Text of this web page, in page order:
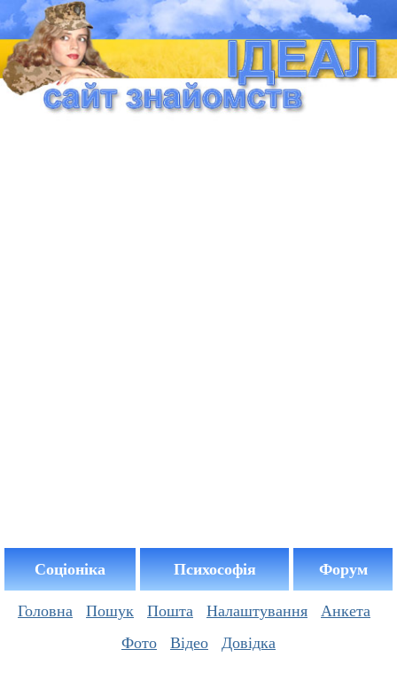
Соціоніка Психософія Форум
Головна Пошук Пошта Налаштування
Анкета
Фото
Відео Довідка